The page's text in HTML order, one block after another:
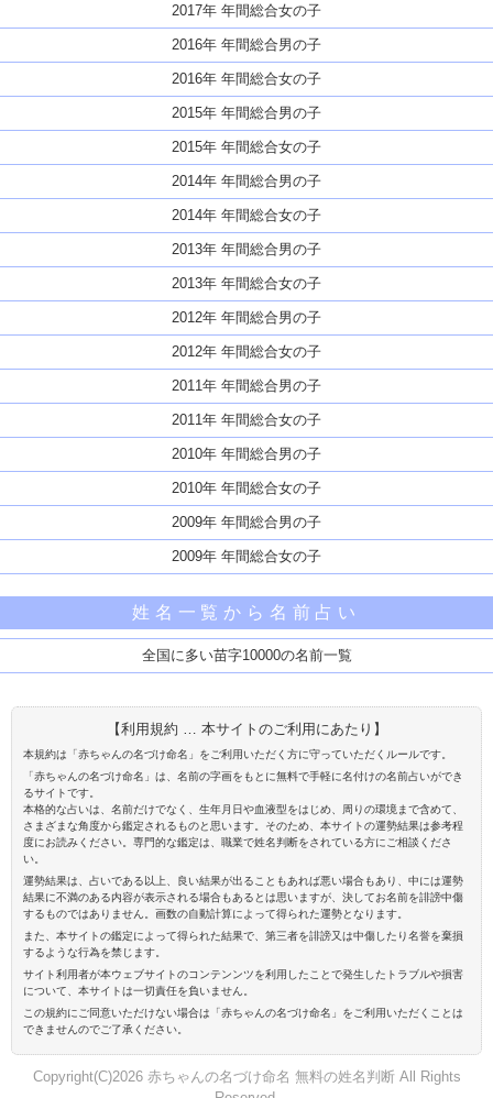
2017年 年間総合女の子
2016年 年間総合男の子
2016年 年間総合女の子
2015年 年間総合男の子
2015年 年間総合女の子
2014年 年間総合男の子
2014年 年間総合女の子
2013年 年間総合男の子
2013年 年間総合女の子
2012年 年間総合男の子
2012年 年間総合女の子
2011年 年間総合男の子
2011年 年間総合女の子
2010年 年間総合男の子
2010年 年間総合女の子
2009年 年間総合男の子
2009年 年間総合女の子
姓名一覧から名前占い
全国に多い苗字10000の名前一覧
【利用規約 … 本サイトのご利用にあたり】
本規約は「赤ちゃんの名づけ命名」をご利用いただく方に守っていただくルールです。
「赤ちゃんの名づけ命名」は、名前の字画をもとに無料で手軽に名付けの名前占いができ
るサイトです。
本格的な占いは、名前だけでなく、生年月日や血液型をはじめ、周りの環境まで含めて、
さまざまな角度から鑑定されるものと思います。そのため、本サイトの運勢結果は参考程
度にお読みください。専門的な鑑定は、職業で姓名判断をされている方にご相談くださ
い。
運勢結果は、占いである以上、良い結果が出ることもあれば悪い場合もあり、中には運勢
結果に不満のある内容が表示される場合もあるとは思いますが、決してお名前を誹謗中傷
するものではありません。画数の自動計算によって得られた運勢となります。
また、本サイトの鑑定によって得られた結果で、第三者を誹謗又は中傷したり名誉を棄損
するような行為を禁じます。
サイト利用者が本ウェブサイトのコンテンンツを利用したことで発生したトラブルや損害
について、本サイトは一切責任を負いません。
この規約にご同意いただけない場合は「赤ちゃんの名づけ命名」をご利用いただくことは
できませんのでご了承ください。
Copyright(C)2026 赤ちゃんの名づけ命名 無料の姓名判断 All Rights